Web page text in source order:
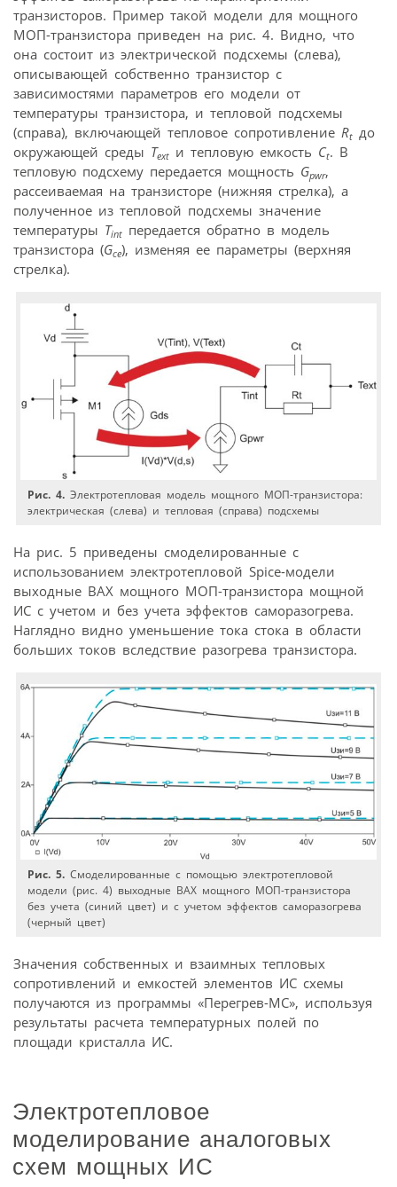
транзисторов. Пример такой модели для мощного
МОП-транзистора приведен на рис. 4. Видно, что
она состоит из электрической подсхемы (слева),
описывающей собственно транзистор с
зависимостями параметров его модели от
температуры транзистора, и тепловой подсхемы
(справа), включающей тепловое сопротивление Rt до
окружающей среды Text и тепловую емкость Сt. В
тепловую подсхему передается мощность Gpwr,
рассеиваемая на транзисторе (нижняя стрелка), а
полученное из тепловой подсхемы значение
температуры Tint передается обратно в модель
транзистора (Gce), изменяя ее параметры (верхняя
стрелка).
Рис. 4. Электротепловая модель мощного МОП-транзистора:
электрическая (слева) и тепловая (справа) подсхемы
На рис. 5 приведены смоделированные с
использованием электротепловой Spice-модели
выходные ВАХ мощного МОП-транзистора мощной
ИС с учетом и без учета эффектов саморазогрева.
Наглядно видно уменьшение тока стока в области
больших токов вследствие разогрева транзистора.
Рис. 5. Смоделированные с помощью электротепловой
модели (рис. 4) выходные ВАХ мощного МОП-транзистора
без учета (синий цвет) и с учетом эффектов саморазогрева
(черный цвет)
Значения собственных и взаимных тепловых
сопротивлений и емкостей элементов ИС схемы
получаются из программы «Перегрев-МС», используя
результаты расчета температурных полей по
площади кристалла ИС.
Электротепловое
моделирование аналоговых
схем мощных ИС